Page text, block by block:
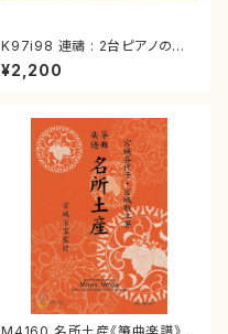
K97i98 連禱 : 2台ピアノのた
めの（2 Pianos / 菊池 幸夫 /
楽譜）
¥2,200